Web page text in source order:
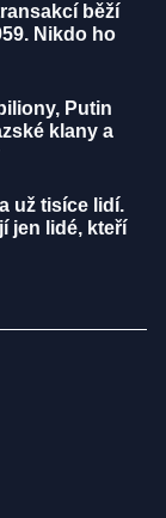
běží
Nikdo ho
Putin
klany a
už tisíce lidí.
jen lidé, kteří